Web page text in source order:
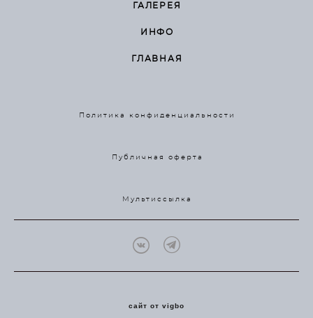
ГАЛЕРЕЯ
ИНФО
ГЛАВНАЯ
Политика конфиденциальности
Публичная оферта
Мультиссылка
сайт от vigbo